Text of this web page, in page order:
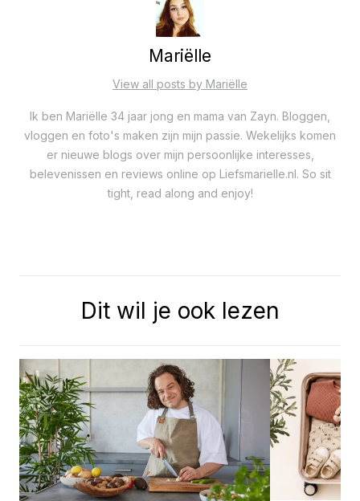
Mariëlle
View all posts by Mariëlle
Ik ben Mariëlle 34 jaar jong en mama van Zayn. Bloggen,
vloggen en foto's maken zijn mijn passie. Wekelijks komen
er nieuwe blogs over mijn persoonlijke interesses,
belevenissen en reviews online op Liefsmarielle.nl. So sit
tight, read along and enjoy!
Dit wil je ook lezen